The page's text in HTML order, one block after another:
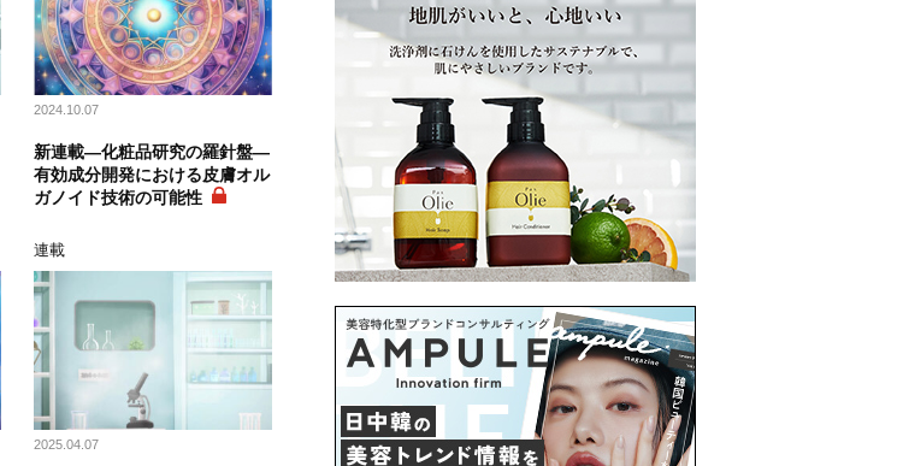
2024.10.07
新連載―化粧品研究の羅針盤―
有効成分開発における皮膚オル
ガノイド技術の可能性
連載
2025.04.07